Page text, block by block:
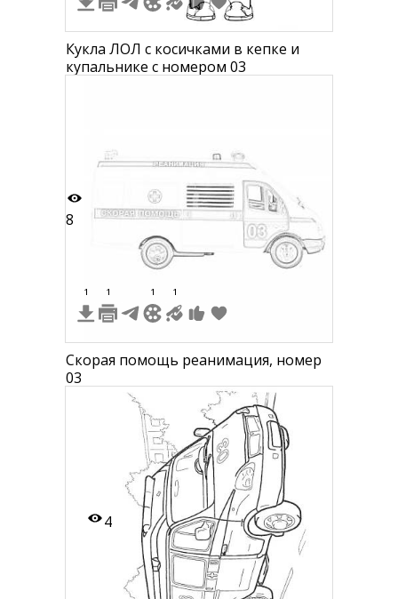
Кукла ЛОЛ с косичками в кепке и
купальнике с номером 03
8
1 1 1 1
Скорая помощь реанимация, номер
03
4